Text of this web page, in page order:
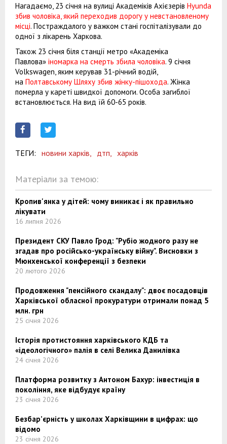
Нагадаємо, 23 січня на вулиці Академіків Ахієзерів Hyunda
збив чоловіка, який переходив дорогу у невстановленому
місці. Постраждалого у важком стані госпіталізували до
одної з лікарень Харкова.
Також 23 січня біля станції метро «Академіка
Павлова» іномарка на смерть збила чоловіка. 9 січня
Volkswagen, яким керував 31-річний водій,
на Полтавському Шляху збив жінку-пішохода. Жінка
померла у кареті швидкої допомоги. Особа загиблої
встановлюється. На вид їй 60-65 років.
ТЕГИ: новини харків, дтп, харків
Матеріали за темою:
Кропив'янка у дітей: чому виникає і як правильно
лікувати
16 липня 2026
Президент СКУ Павло Грод: "Рубіо жодного разу не
згадав про російсько-українську війну". Висновки з
Мюнхенської конференції з безпеки
20 лютого 2026
Продовження "пенсійного скандалу": двоє посадовців
Харківської обласної прокуратури отримали понад 5
млн. грн
25 січня 2026
Історія протистояння харківського КДБ та
«ідеологічного» палія в селі Велика Данилівка
24 січня 2026
Платформа розвитку з Антоном Бахур: інвестиція в
покоління, яке відбудує країну
23 січня 2026
Безбар’єрність у школах Харківщини в цифрах: що
відомо
23 січня 2026